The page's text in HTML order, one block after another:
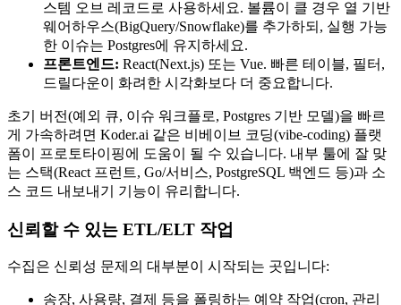
스템 오브 레코드로 사용하세요. 볼륨이 클 경우 열 기반
웨어하우스(BigQuery/Snowflake)를 추가하되, 실행 가능
한 이슈는 Postgres에 유지하세요.
프론트엔드: React(Next.js) 또는 Vue. 빠른 테이블, 필터,
드릴다운이 화려한 시각화보다 더 중요합니다.
초기 버전(예외 큐, 이슈 워크플로, Postgres 기반 모델)을 빠르
게 가속하려면 Koder.ai 같은 비베이브 코딩(vibe-coding) 플랫
폼이 프로토타이핑에 도움이 될 수 있습니다. 내부 툴에 잘 맞
는 스택(React 프런트, Go/서비스, PostgreSQL 백엔드 등)과 소
스 코드 내보내기 기능이 유리합니다.
신뢰할 수 있는 ETL/ELT 작업
수집은 신뢰성 문제의 대부분이 시작되는 곳입니다:
송장, 사용량, 결제 등을 폴링하는 예약 작업(cron, 관리